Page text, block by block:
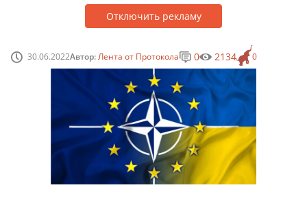
Отключить рекламу
30.06.2022Автор:Лента от Протокола 0
0 2134